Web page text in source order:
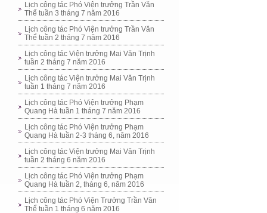
Lịch công tác Phó Viện trưởng Trần Văn
Thể tuần 3 tháng 7 năm 2016
Lịch công tác Phó Viện trưởng Trần Văn
Thể tuần 2 tháng 7 năm 2016
Lịch công tác Viện trưởng Mai Văn Trịnh
tuần 2 tháng 7 năm 2016
Lịch công tác Viện trưởng Mai Văn Trịnh
tuần 1 tháng 7 năm 2016
Lịch công tác Phó Viện trưởng Phạm
Quang Hà tuần 1 tháng 7 năm 2016
Lịch công tác Phó Viện trưởng Phạm
Quang Hà tuần 2-3 tháng 6, năm 2016
Lịch công tác Viện trưởng Mai Văn Trịnh
tuần 2 tháng 6 năm 2016
Lịch công tác Phó Viện trưởng Phạm
Quang Hà tuần 2, tháng 6, năm 2016
Lịch công tác Phó Viện Trưởng Trần Văn
Thể tuần 1 tháng 6 năm 2016